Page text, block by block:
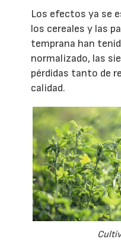
Los efectos ya se
los cereales y las
temprana han
normalizado, las
pérdidas tanto de
calidad.